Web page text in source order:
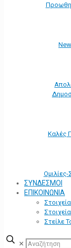
Καλές
ΣΥΝΔΕΣΜΟΙ
ΕΠΙΚΟΙΝΩΝΙΑ
Στείλε
✕